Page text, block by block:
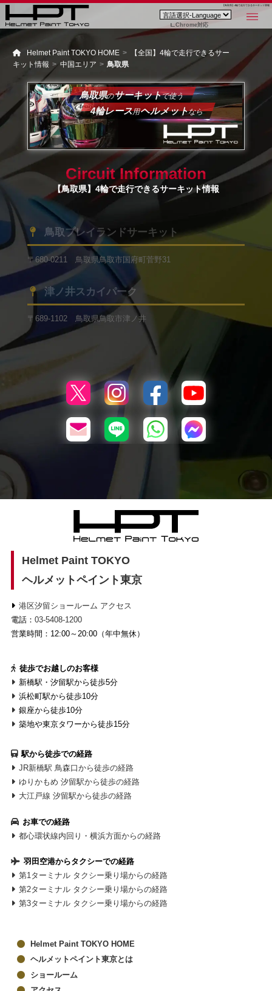
【鳥取県】4輪で走行できるサーキット情報
Chrome対応
Helmet Paint TOKYO HOME
【全国】4輪で走行できるサー
キット情報
中国エリア 鳥取県
鳥取県のサーキットで使う
4輪レース用ヘルメットなら
Circuit Information
【鳥取県】4輪で走行できるサーキット情報
鳥取プレイランドサーキット
〒680-0211 鳥取県鳥取市国府町菅野31
津ノ井スカイパーク
〒689-1102 鳥取県鳥取市津ノ井
Helmet Paint TOKYO
ヘルメットペイント東京
港区汐留ショールーム アクセス
電話： 03-5408-1200
営業時間：12:00～20:00（年中無休）
徒歩でお越しのお客様
新橋駅・汐留駅から徒歩5分
浜松町駅から徒歩10分
銀座から徒歩10分
築地や東京タワーから徒歩15分
駅から徒歩での経路
JR新橋駅 鳥森口から徒歩の経路
ゆりかもめ 汐留駅から徒歩の経路
大江戸線 汐留駅から徒歩の経路
お車での経路
都心環状線内回り・横浜方面からの経路
羽田空港からタクシーでの経路
第1ターミナル タクシー乗り場からの経路
第2ターミナル タクシー乗り場からの経路
第3ターミナル タクシー乗り場からの経路
Helmet Paint TOKYO HOME
ヘルメットペイント東京とは
ショールーム